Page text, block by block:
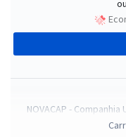
NOVACAP -
Conhecimentos Básicos